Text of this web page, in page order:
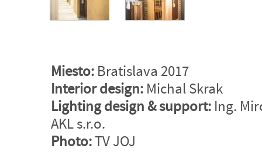
Miesto: Bratislava 2017
Interior design: Michal Skrak
Lighting design & support: Ing.
AKL s.r.o.
Photo:TV JOJ